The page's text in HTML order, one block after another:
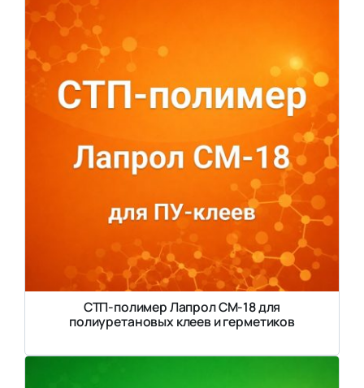
СТП-полимер Лапрол СМ-18 для
полиуретановых клеев и герметиков